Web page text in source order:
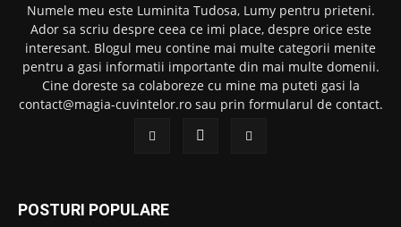
Numele meu este Luminita Tudosa, Lumy pentru prieteni.
Ador sa scriu despre ceea ce imi place, despre orice este
interesant. Blogul meu contine mai multe categorii menite
pentru a gasi informatii importante din mai multe domenii.
Cine doreste sa colaboreze cu mine ma puteti gasi la
contact@magia-cuvintelor.ro sau prin formularul de contact.
POSTURI POPULARE